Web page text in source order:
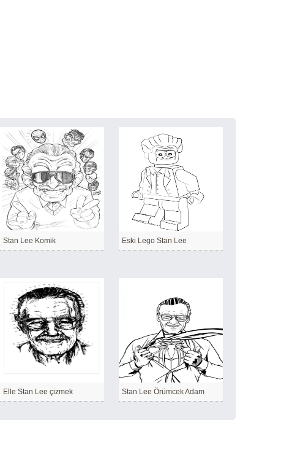
Stan Lee Komik Eski Lego Stan Lee
Elle Stan Lee çizmek Stan Lee Örümcek Adam